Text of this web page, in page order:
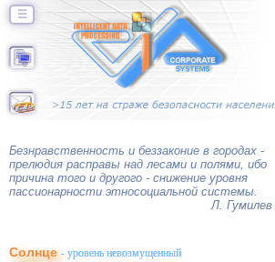
☰
Безнравственность и беззаконие в городах -
прелюдия расправы над лесами и полями, ибо
причина того и другого - снижение уровня
пассионарности этносоциальной системы.
Л. Гумилев
Солнце- уровень невозмущенный